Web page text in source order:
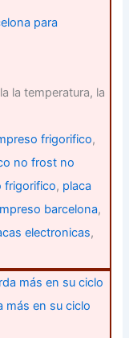
para
la temperatura, la
frigorifico,
no frost no
frigorifico, placa
barcelona,
electronicas,
más en su ciclo